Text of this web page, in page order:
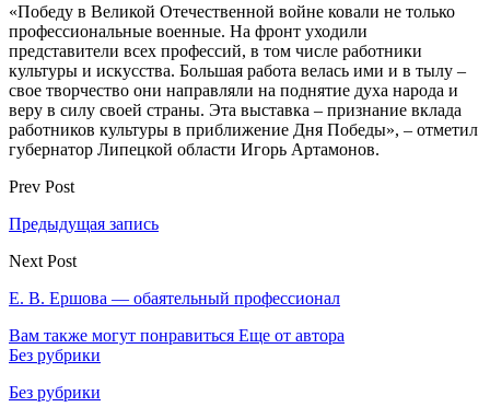
«Победу в Великой Отечественной войне ковали не только
профессиональные военные. На фронт уходили
представители всех профессий, в том числе работники
культуры и искусства. Большая работа велась ими и в тылу –
свое творчество они направляли на поднятие духа народа и
веру в силу своей страны. Эта выставка – признание вклада
работников культуры в приближение Дня Победы», – отметил
губернатор Липецкой области Игорь Артамонов.
Prev Post
Предыдущая запись
Next Post
Е. В. Ершова — обаятельный профессионал
Вам также могут понравиться Еще от автора
Без рубрики
Без рубрики